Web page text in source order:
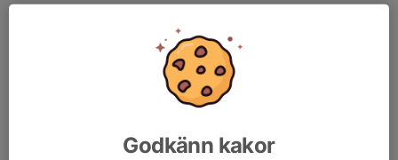
Tidigare nyheterGodkänn kakor